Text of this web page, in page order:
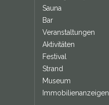
Sauna
Bar
Veranstaltungen
Aktivitäten
Festival
Strand
Museum
Immobilienanzeigen